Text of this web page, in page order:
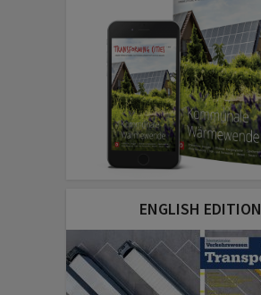
ENGLISH EDITION